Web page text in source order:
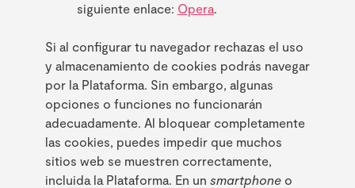
siguiente enlace: Opera.
Si al configurar tu navegador rechazas el uso
y almacenamiento de cookies podrás navegar
por la Plataforma. Sin embargo, algunas
opciones o funciones no funcionarán
adecuadamente. Al bloquear completamente
las cookies, puedes impedir que muchos
sitios web se muestren correctamente,
incluida la Plataforma. En un smartphoneo